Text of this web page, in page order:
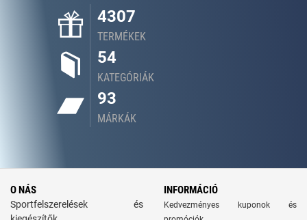
4307
TERMÉKEK
54
KATEGÓRIÁK
93
MÁRKÁK
O NÁS
Sportfelszerelések és
INFORMÁCIÓ
Kedvezményes kuponok és